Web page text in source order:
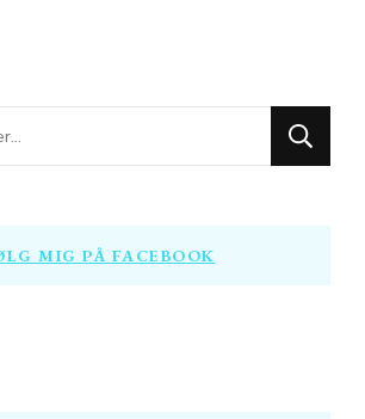
MIG PÅ FACEBOOK